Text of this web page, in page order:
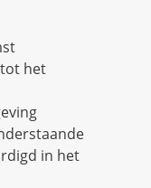
het
in het